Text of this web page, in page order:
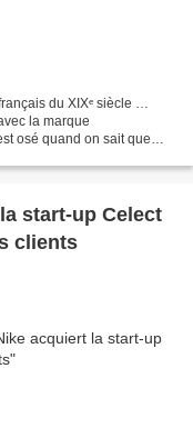
du XIXᵉ siècle …
la marque
osé quand on sait que
start-up Celect
clients